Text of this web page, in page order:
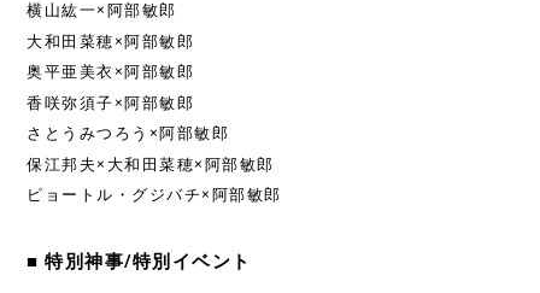
横山紘一×阿部敏郎
大和田菜穂×阿部敏郎
奥平亜美衣×阿部敏郎
香咲弥須子×阿部敏郎
さとうみつろう×阿部敏郎
保江邦夫×大和田菜穂×阿部敏郎
ピョートル・グジバチ×阿部敏郎
■ 特別神事/特別イベント